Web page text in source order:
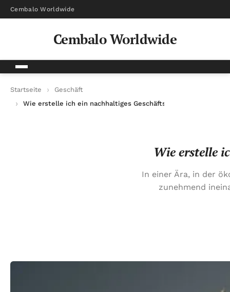
Cembalo Worldwide
Cembalo Worldwide
Startseite
Geschäft
Wie erstelle ich ein nachhaltiges Geschäftsmodell für mein
Wie erstelle
In einer Ära, in der
zunehmend